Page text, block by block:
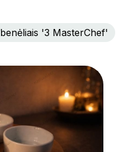
'3 MasterChef'